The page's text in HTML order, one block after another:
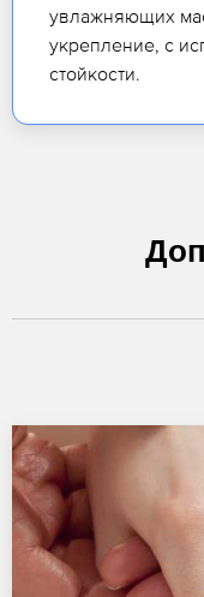
увлажняющих
укрепление, с
стойкости.